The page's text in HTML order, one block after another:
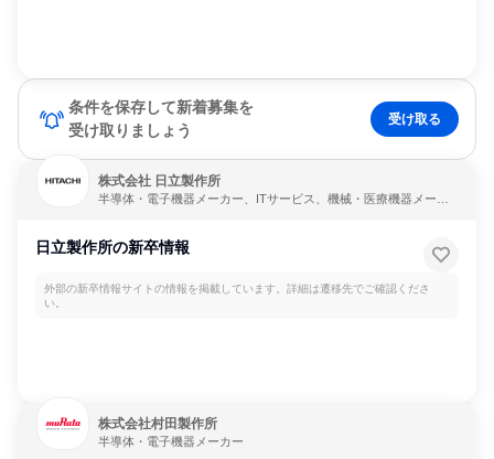
条件を保存して新着募集を
受け取りましょう
受け取る
株式会社 日立製作所
半導体・電子機器メーカー、ITサービス、機械・医療機器メーカ
日立製作所の新卒情報
外部の新卒情報サイトの情報を掲載しています。詳細は遷移先でご確認くださ
い。
株式会社村田製作所
半導体・電子機器メーカー